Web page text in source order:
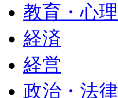
教育・心理
経済
経営
政治・法律